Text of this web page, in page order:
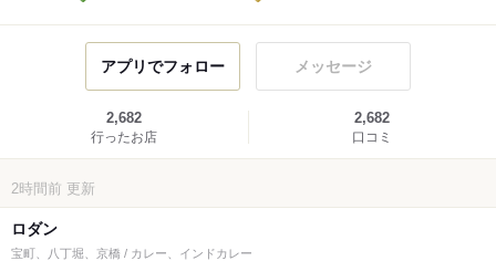
アプリでフォロー メッセージ
2,682
行ったお店
2,682
口コミ
2時間前 更新
ロダン
宝町、八丁堀、京橋 / カレー、インドカレー